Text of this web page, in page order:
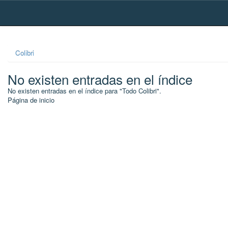
Skip
Colibri
No existen entradas en el índice
No existen entradas en el índice para "Todo Colibri".
Página de inicio